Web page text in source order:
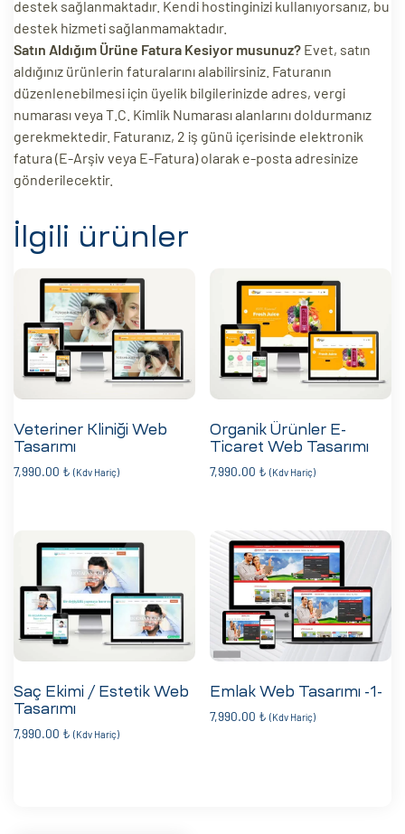
destek sağlanmaktadır. Kendi hostinginizi kullanıyorsanız, bu
destek hizmeti sağlanmamaktadır.
Satın Aldığım Ürüne Fatura Kesiyor musunuz? Evet, satın
aldığınız ürünlerin faturalarını alabilirsiniz. Faturanın
düzenlenebilmesi için üyelik bilgilerinizde adres, vergi
numarası veya T.C. Kimlik Numarası alanlarını doldurmanız
gerekmektedir. Faturanız, 2 iş günü içerisinde elektronik
fatura (E-Arşiv veya E-Fatura) olarak e-posta adresinize
gönderilecektir.
İlgili ürünler
Veteriner Kliniği Web
Tasarımı
7,990.00 ₺ (Kdv Hariç)
Organik Ürünler E-
Ticaret Web Tasarımı
7,990.00 ₺ (Kdv Hariç)
Saç Ekimi / Estetik Web
Tasarımı
7,990.00 ₺ (Kdv Hariç)
Emlak Web Tasarımı -1-
7,990.00 ₺ (Kdv Hariç)